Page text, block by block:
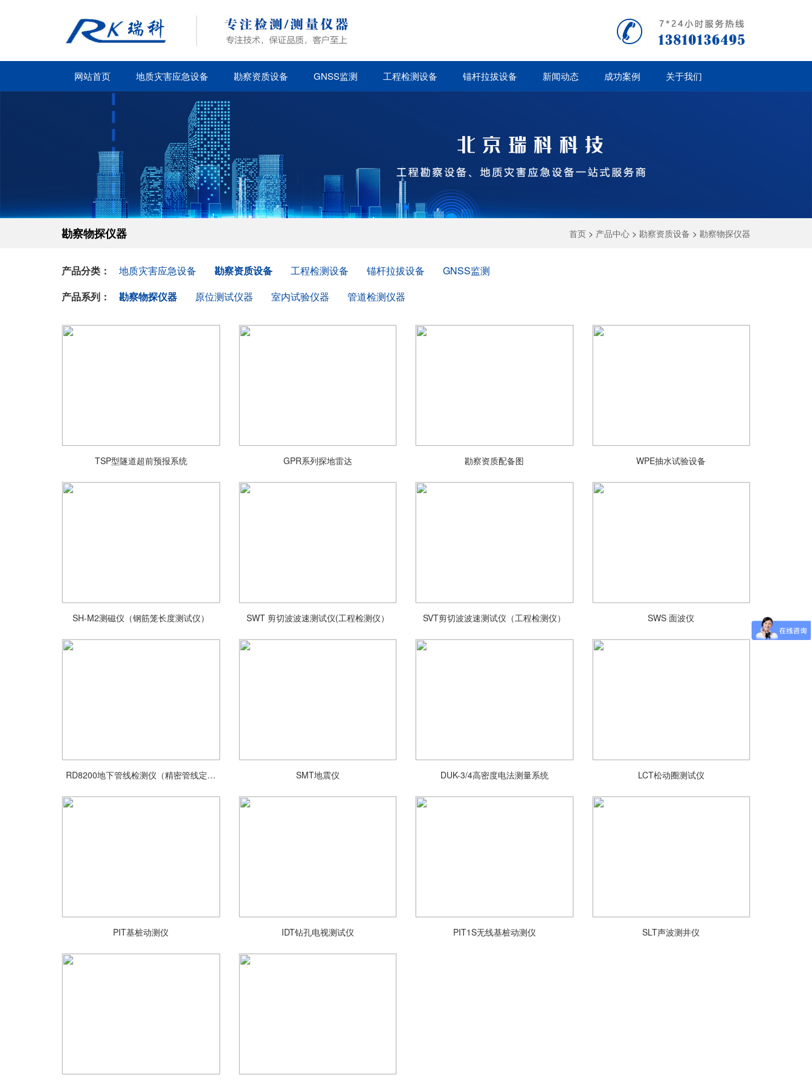
网站首页 地质灾害应急设备 勘察资质设备 GNSS监测 工程检测设备 锚杆拉拔设备 新闻动态 成功案例 关于我们
勘察物探仪器 首页 > 产品中心 > 勘察资质设备 > 勘察物探仪器
产品分类： 地质灾害应急设备 勘察资质设备 工程检测设备 锚杆拉拔设备
GNSS监测
产品系列：
勘察物探仪器 原位测试仪器 室内试验仪器 管道检测仪器
TSP型隧道超前预报系统 GPR系列探地雷达 勘察资质配备图 WPE抽水试验设备
SH-M2测磁仪（钢筋笼长度测试仪） SWT 剪切波波速测试仪(工程检测仪） SVT剪切波波速测试仪（工程检测仪） SWS 面波仪
RD8200地下管线检测仪（精密管线定位 SMT地震仪 DUK-3/4高密度电法测量系统 LCT松动圈测试仪
PIT基桩动测仪 IDT钻孔电视测试仪 PIT1S无线基桩动测仪 SLT声波测井仪